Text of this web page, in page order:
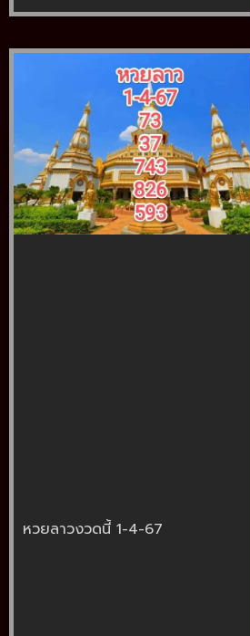
หวยลาวงวดนี้ 1-4-67